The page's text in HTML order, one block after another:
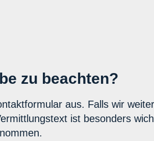
zu beachten?
aus. Falls wir
ist besonders